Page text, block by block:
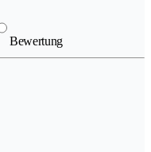
Bewertung